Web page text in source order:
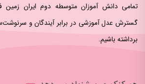
تمامی دانش آموزان متوسطه دوم ایران
گسترش عدل آموزشی در برابر آیندگان و
برداشته باشیم.